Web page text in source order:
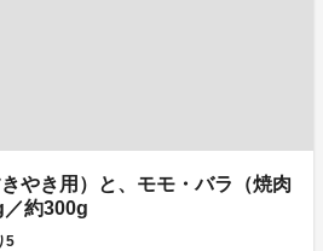
やき用）と、モモ・バラ（焼肉
／約300g
5